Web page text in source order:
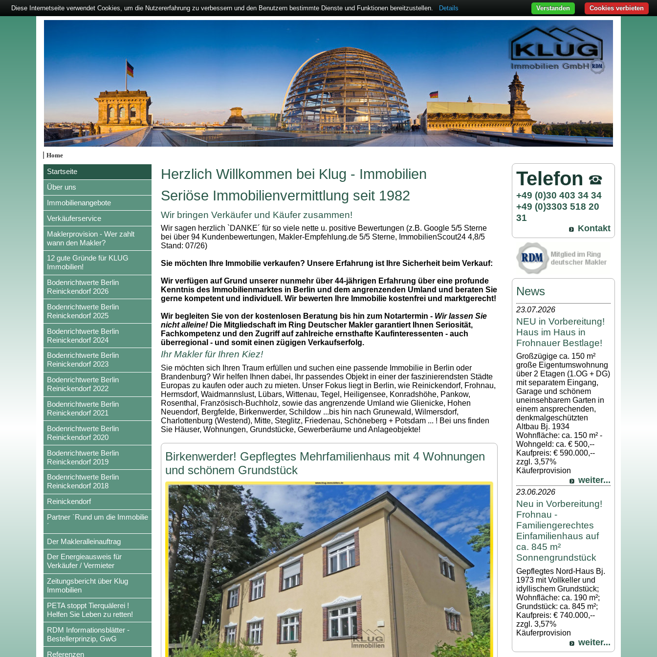
|Home
Startseite
Über uns
Immobilienangebote
Verkäuferservice
Maklerprovision - Wer zahlt
wann den Makler?
12 gute Gründe für KLUG
Immobilien!
Bodenrichtwerte Berlin
Reinickendorf 2026
Bodenrichtwerte Berlin
Reinickendorf 2025
Bodenrichtwerte Berlin
Reinickendorf 2024
Bodenrichtwerte Berlin
Reinickendorf 2023
Bodenrichtwerte Berlin
Reinickendorf 2022
Bodenrichtwerte Berlin
Reinickendorf 2021
Bodenrichtwerte Berlin
Reinickendorf 2020
Bodenrichtwerte Berlin
Reinickendorf 2019
Bodenrichtwerte Berlin
Reinickendorf 2018
Reinickendorf
Partner `Rund um die Immobilie
´
Der Makleralleinauftrag
Der Energieausweis für
Verkäufer / Vermieter
Zeitungsbericht über Klug
Immobilien
PETA stoppt Tierquälerei !
Helfen Sie Leben zu retten!
RDM Informationsblätter -
Bestellerprinzip, GwG
Referenzen
Herzlich Willkommen bei Klug - Immobilien
Seriöse Immobilienvermittlung seit 1982
Wir bringen Verkäufer und Käufer zusammen!
Wir sagen herzlich `DANKE´ für so viele nette u. positive Bewertungen (z.B. Google 5/5 Sterne
bei über 94 Kundenbewertungen, Makler-Empfehlung.de 5/5 Sterne, ImmobilienScout24 4,8/5
Stand: 07/26)
Sie möchten Ihre Immobilie verkaufen? Unsere Erfahrung ist Ihre Sicherheit beim Verkauf:
Wir verfügen auf Grund unserer nunmehr über 44-jährigen Erfahrung über eine profunde
Kenntnis des Immobilienmarktes in Berlin und dem angrenzenden Umland und beraten Sie
gerne kompetent und individuell. Wir bewerten Ihre Immobilie kostenfrei und marktgerecht!
Wir begleiten Sie von der kostenlosen Beratung bis hin zum Notartermin -Wir lassen Sie
nicht alleine!Die Mitgliedschaft im Ring Deutscher Makler garantiert Ihnen Seriosität,
Fachkompetenz und den Zugriff auf zahlreiche ernsthafte Kaufinteressenten - auch
überregional - und somit einen zügigen Verkaufserfolg.
Ihr Makler für Ihren Kiez!
Sie möchten sich Ihren Traum erfüllen und suchen eine passende Immobilie in Berlin oder
Brandenburg? Wir helfen Ihnen dabei, Ihr passendes Objekt in einer der faszinierendsten Städte
Europas zu kaufen oder auch zu mieten. Unser Fokus liegt in Berlin, wie Reinickendorf, Frohnau,
Hermsdorf, Waidmannslust, Lübars, Wittenau, Tegel, Heiligensee, Konradshöhe, Pankow,
Rosenthal, Französisch-Buchholz, sowie das angrenzende Umland wie Glienicke, Hohen
Neuendorf, Bergfelde, Birkenwerder, Schildow ...bis hin nach Grunewald, Wilmersdorf,
Charlottenburg (Westend), Mitte, Steglitz, Friedenau, Schöneberg + Potsdam ... ! Bei uns finden
Sie Häuser, Wohnungen, Grundstücke, Gewerberäume und Anlageobjekte!
Birkenwerder! Gepflegtes Mehrfamilienhaus mit 4 Wohnungen
und schönem Grundstück
Telefon
+49 (0)30 403 34 34
+49 (0)3303 518 20
31
Kontakt
News
23.07.2026
NEU in Vorbereitung!
Haus im Haus in
Frohnauer Bestlage!
Großzügige ca. 150 m²
große Eigentumswohnung
über 2 Etagen (1.OG + DG)
mit separatem Eingang,
Garage und schönem
uneinsehbarem Garten in
einem ansprechenden,
denkmalgeschützten
Altbau Bj. 1934
Wohnfläche: ca. 150 m² -
Wohngeld: ca. € 500,--
Kaufpreis: € 590.000,--
zzgl. 3,57%
Käuferprovision
weiter...
23.06.2026
Neu in Vorbereitung!
Frohnau -
Familiengerechtes
Einfamilienhaus auf
ca. 845 m²
Sonnengrundstück
Gepflegtes Nord-Haus Bj.
1973 mit Vollkeller und
idyllischem Grundstück;
Wohnfläche: ca. 190 m²;
Grundstück: ca. 845 m²;
Kaufpreis: € 740.000,--
zzgl. 3,57%
Käuferprovision
weiter...
Diese Internetseite verwendet Cookies, um die Nutzererfahrung zu verbessern und den Benutzern bestimmte Dienste und Funktionen bereitzustellen. Details Cookies verbieten
Verstanden